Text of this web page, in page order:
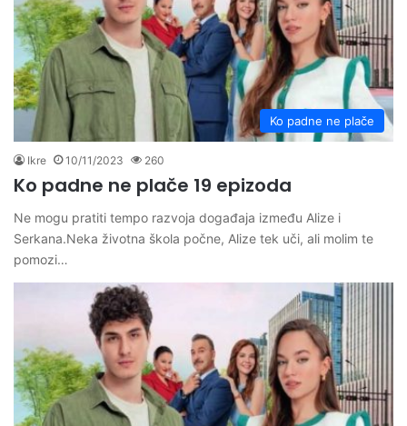
Ko padne ne plače
Ikre 10/11/2023 260
Ko padne ne plače 19 epizoda
Ne mogu pratiti tempo razvoja događaja između Alize i
Serkana.Neka životna škola počne, Alize tek uči, ali molim te
pomozi…